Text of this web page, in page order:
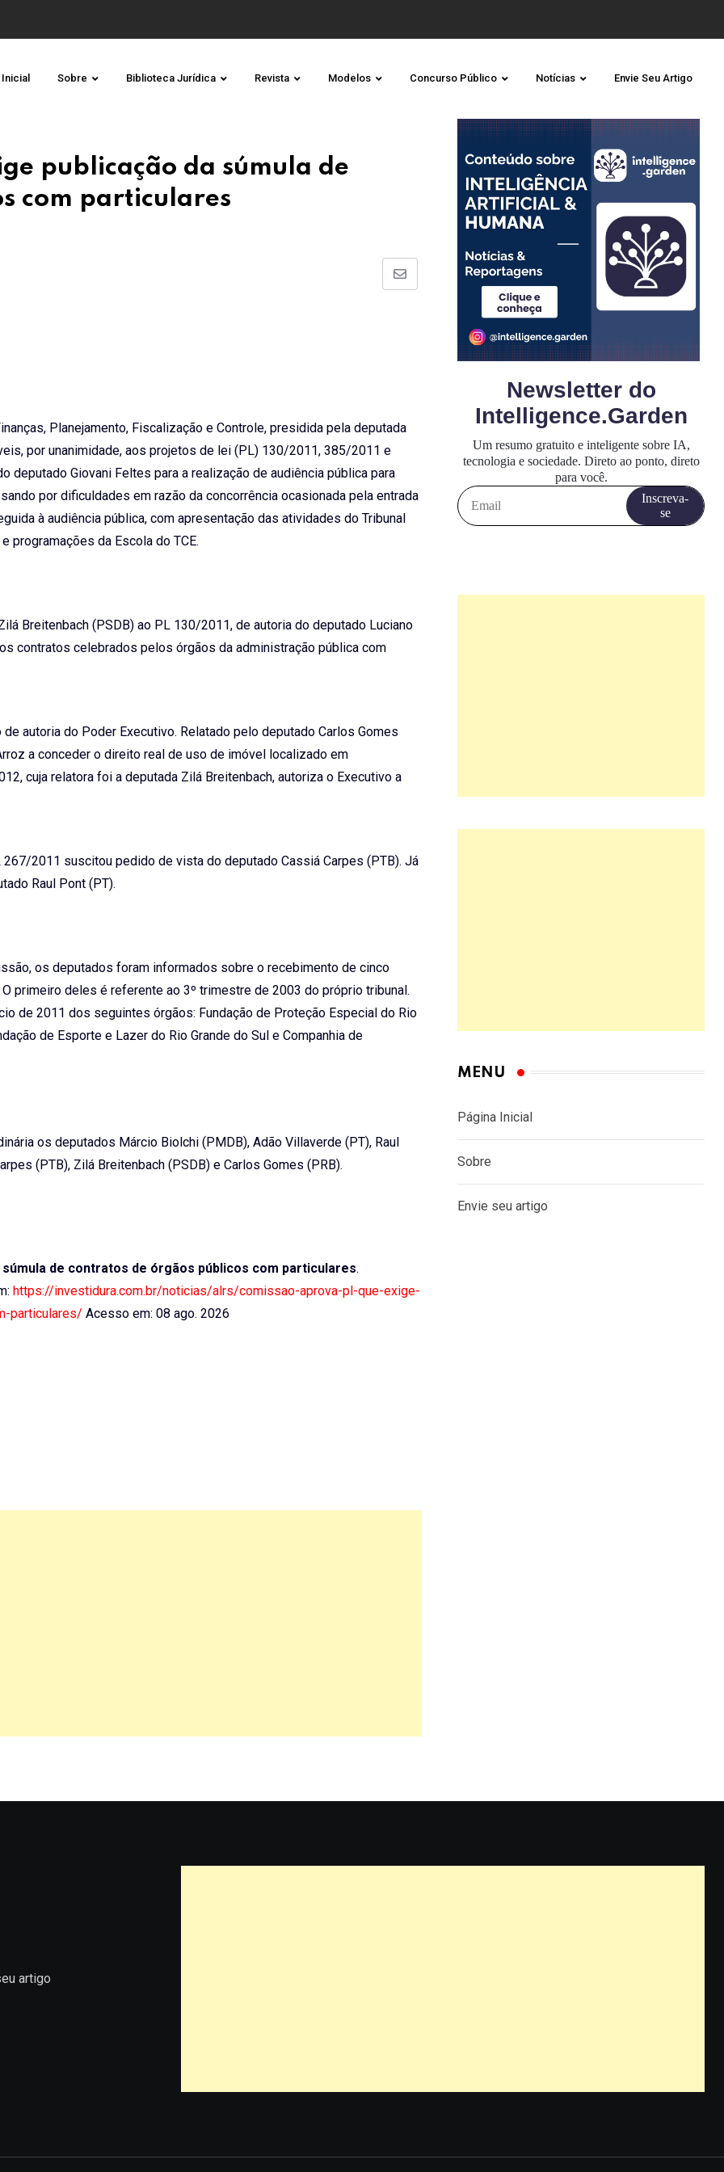
Sobre Biblioteca Jurídica Revista Modelos Concurso Público Notícias Envie Seu Artigo
publicação da súmula de
com particulares
Share
Planejamento, Fiscalização e Controle, presidida pela deputada
por unanimidade, aos projetos de lei (PL) 130/2011, 385/2011 e
deputado Giovani Feltes para a realização de audiência pública para
por dificuldades em razão da concorrência ocasionada pela entrada
à audiência pública, com apresentação das atividades do Tribunal
programações da Escola do TCE.
Breitenbach (PSDB) ao PL 130/2011, de autoria do deputado Luciano
contratos celebrados pelos órgãos da administração pública com
autoria do Poder Executivo. Relatado pelo deputado Carlos Gomes
a conceder o direito real de uso de imóvel localizado em
cuja relatora foi a deputada Zilá Breitenbach, autoriza o Executivo a
2011 suscitou pedido de vista do deputado Cassiá Carpes (PTB). Já
Raul Pont (PT).
os deputados foram informados sobre o recebimento de cinco
primeiro deles é referente ao 3º trimestre de 2003 do próprio tribunal.
de 2011 dos seguintes órgãos: Fundação de Proteção Especial do Rio
de Esporte e Lazer do Rio Grande do Sul e Companhia de
os deputados Márcio Biolchi (PMDB), Adão Villaverde (PT), Raul
(PTB), Zilá Breitenbach (PSDB) e Carlos Gomes (PRB).
de contratos de órgãos públicos com particulares.
https://investidura.com.br/noticias/alrs/comissao-aprova-pl-que-exige-
particulares/ Acesso em: 08 ago. 2026
MENU
Página Inicial
Sobre
Envie seu artigo
artigo